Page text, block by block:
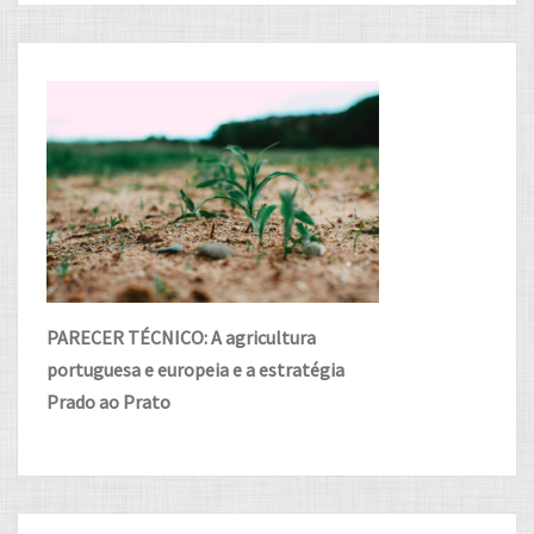
PARECER TÉCNICO: A agricultura
portuguesa e europeia e a estratégia
Prado ao Prato